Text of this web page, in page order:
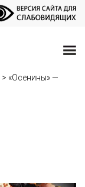
> «Осенины» —